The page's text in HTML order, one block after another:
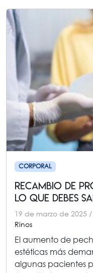
CORPORAL
Recambio de
lo que Debes
19 de marzo de 2025 /
Rinos
El aumento de
estéticas más
algunas pacientes